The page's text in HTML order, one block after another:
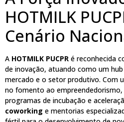
HOTMILK
Cenário
A HOTMILK PUCPR é reconhecida
de inovação, atuando como um
mercado e o setor produtivo. Com
no fomento ao
programas de incubação e
coworking e mentorias